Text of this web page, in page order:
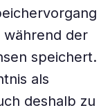
während der
speichert.
als
deshalb zu